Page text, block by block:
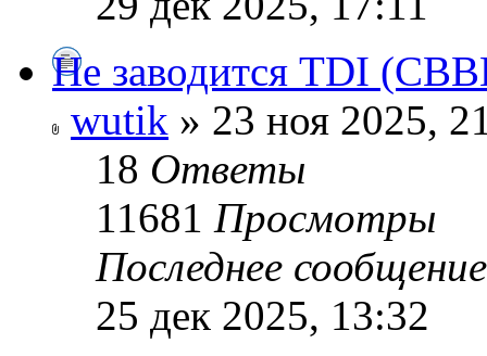
Не заводится TDI
wutik » 23 ноя 2025,
18 Ответы
11681 Просмотры
Последнее
25 дек 2025, 13:32